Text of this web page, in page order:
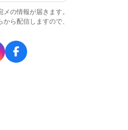
の情報が届きます。
ら配信しますので、